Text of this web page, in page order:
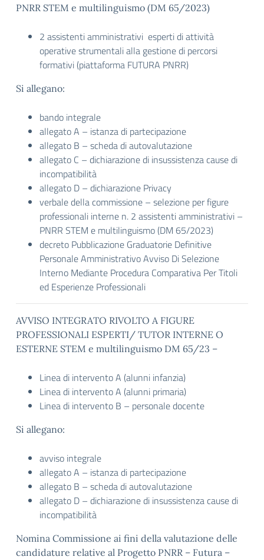
PNRR STEM e multilinguismo (DM 65/2023)
2 assistenti amministrativi esperti di attività
operative strumentali alla gestione di percorsi
formativi (piattaforma FUTURA PNRR)
Si allegano:
bando integrale
allegato A – istanza di partecipazione
allegato B – scheda di autovalutazione
allegato C – dichiarazione di insussistenza cause di
incompatibilità
allegato D – dichiarazione Privacy
verbale della commissione – selezione per figure
professionali interne n. 2 assistenti amministrativi –
PNRR STEM e multilinguismo (DM 65/2023)
decreto Pubblicazione Graduatorie Definitive
Personale Amministrativo Avviso Di Selezione
Interno Mediante Procedura Comparativa Per Titoli
ed Esperienze Professionali
AVVISO INTEGRATO RIVOLTO A FIGURE
PROFESSIONALI ESPERTI/ TUTOR INTERNE O
ESTERNE STEM e multilinguismo DM 65/23 –
Linea di intervento A (alunni infanzia)
Linea di intervento A (alunni primaria)
Linea di intervento B – personale docente
Si allegano:
avviso integrale
allegato A – istanza di partecipazione
allegato B – scheda di autovalutazione
allegato D – dichiarazione di insussistenza cause di
incompatibilità
Nomina Commissione ai fini della valutazione delle
candidature relative al Progetto PNRR – Futura –